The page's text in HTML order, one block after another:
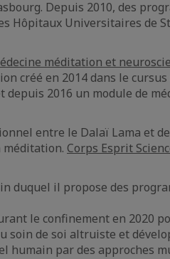
Depuis 2010, des
Hôpitaux Universitaires de
méditation et
créé en 2014 dans le
depuis 2016 un module de
entre le Dalaï Lama et
méditation. Corps Esprit
duquel il propose des
le confinement en 2020
de soi altruiste et
humain par des approches